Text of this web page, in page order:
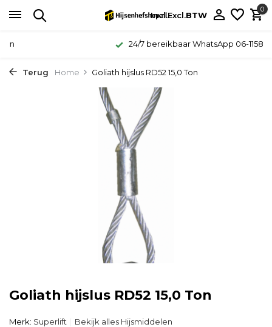
Incl.Excl.BTW
0
24/7 bereikbaar WhatsApp 06-11587339
Terug Home Goliath hijslus RD52 15,0 Ton
Goliath hijslus RD52 15,0 Ton
Merk: Superlift Bekijk alles Hijsmiddelen